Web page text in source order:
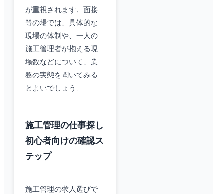
が重視されます。面接
等の場では、具体的な
現場の体制や、一人の
施工管理者が抱える現
場数などについて、業
務の実態を聞いてみる
とよいでしょう。
施工管理の仕事探し
初心者向けの確認ス
テップ
施工管理の求人選びで